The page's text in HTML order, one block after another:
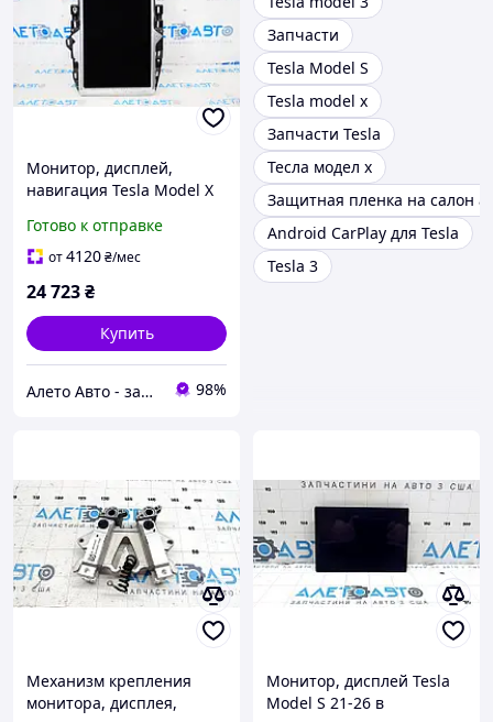
Монитор, дисплей,
навигация Tesla Model X
109801000F
Готово к отправке
от4120₴/мес
24 723₴
Купить
Алето Авто - запчасти на авто из США 98%
Запчаcти
Tesla Model S
Tesla model x
Запчасти Tesla
Тесла модел х
Защитная пленка на салон
Android CarPlay для Tesla
Tesla 3
Механизм крепления
монитора, дисплея,
Монитор, дисплей Tesla
Model S 21-26 в